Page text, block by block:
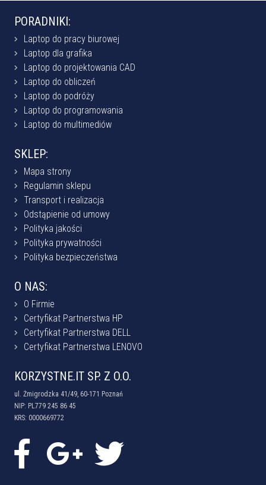
PORADNIKI:
Laptop do pracy biurowej
Laptop dla grafika
Laptop do projektowania CAD
Laptop do obliczeń
Laptop do podróży
Laptop do programowania
Laptop do multimediów
SKLEP:
Mapa strony
Regulamin sklepu
Transport i realizacja
Odstąpienie od umowy
Polityka jakości
Polityka prywatności
Polityka bezpieczeństwa
O NAS:
O Firmie
Certyfikat Partnerstwa HP
Certyfikat Partnerstwa DELL
Certyfikat Partnerstwa LENOVO
KORZYSTNE.IT SP. Z O.O.
ul. Żmigrodzka 41/49, 60-171 Poznań
NIP: PL779 245 86 45
KRS: 0000669772